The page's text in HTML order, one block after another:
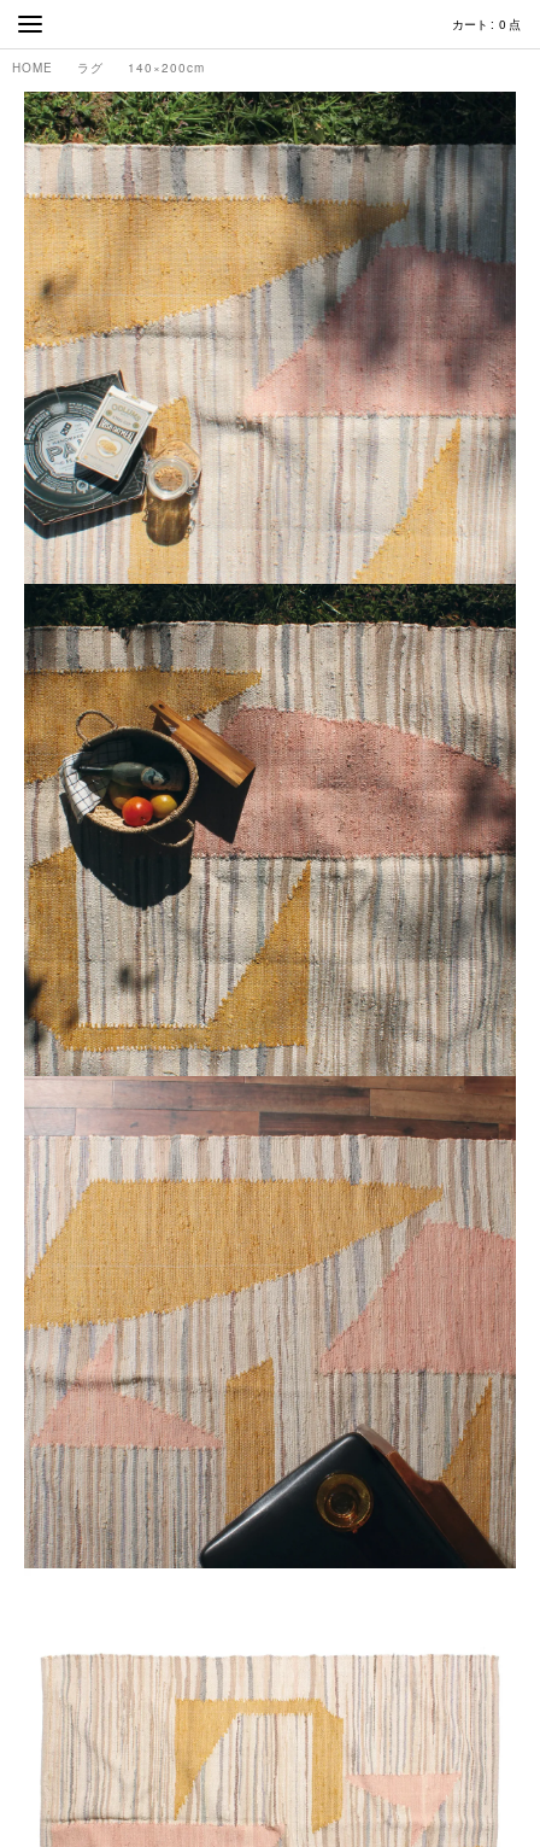
カート 0 点
HOME ラグ 140×200cm